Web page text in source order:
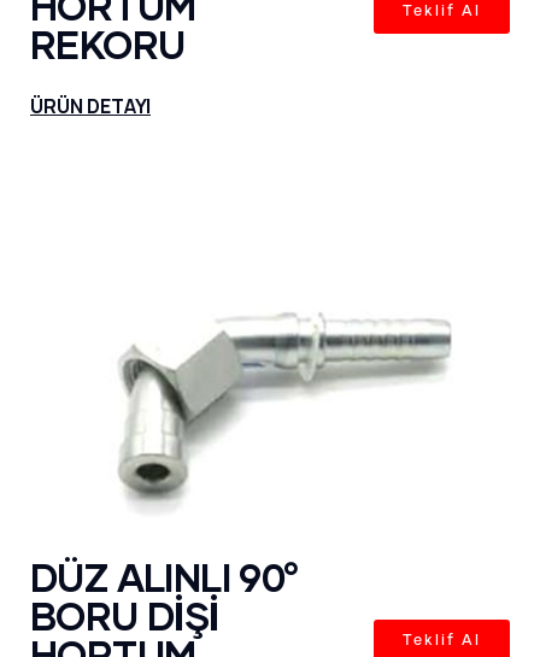
REKORU
Teklif Al
ÜRÜN DETAYI
DÜZ ALINLI 90°
BORU DİŞİ
Teklif Al